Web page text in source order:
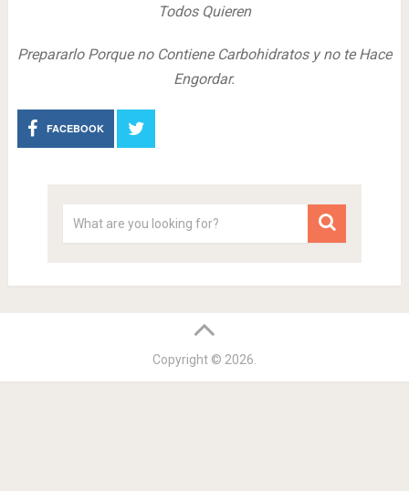
Todos Quieren
Prepararlo Porque no Contiene Carbohidratos y no te Hace
Engordar.
FACEBOOK
Copyright © 2026.